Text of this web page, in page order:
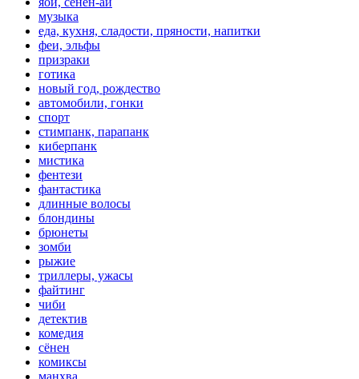
музыка
еда, кухня, сладости, пряности, напитки
феи, эльфы
призраки
готика
новый год, рождество
автомобили, гонки
спорт
стимпанк, парапанк
киберпанк
мистика
фентези
фантастика
длинные волосы
блондины
брюнеты
зомби
рыжие
триллеры, ужасы
файтинг
чиби
детектив
комедия
сёнен
комиксы
манхва